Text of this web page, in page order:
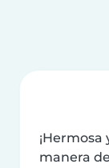
¡Hermosa
manera